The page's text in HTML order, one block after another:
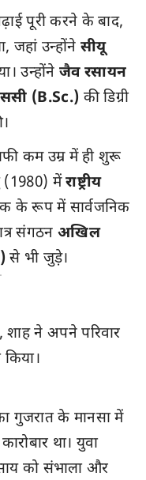
पूरी करने के बाद,
जहां उन्होंने सीयू
उन्होंने जैव रसायन
(B.Sc.) की डिग्री
कम उम्र में ही शुरू
(1980) मेंराष्ट्रीय
के रूप में सार्वजनिक
संगठनअखिल
से भी जुड़े।
ने अपने परिवार
गुजरात के मानसा में
था। युवा
को संभाला और